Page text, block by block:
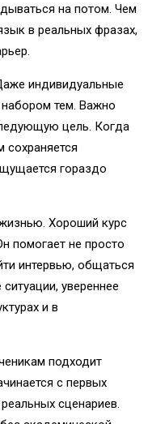
на потом. Чем
в реальных фразах,
индивидуальные
тем. Важно
цель. Когда
сохраняется
гораздо
Хороший курс
помогает не просто
интервью, общаться
увереннее
и в
подходит
с первых
сценариев.